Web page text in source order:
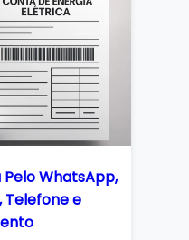
Pelo WhatsApp,
Telefone e